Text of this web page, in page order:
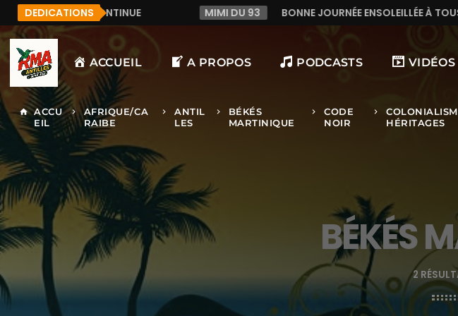
DEDICATIONS
MIMI DU 93 BONNE JOURNÉE ENSOLEILLÉE À TOUS SUR RMA ANTILLES
ACCUEIL A PROPOS PODCASTS VIDÉOS
home
ACCU
EIL
keyboard_arrow_right
AFRIQUE/CA
RAIBE
keyboard_arrow_right
ANTIL
LES
keyboard_arrow_right
BÉKÉS
MARTINIQUE
keyboard_arrow_right
CODE
NOIR
keyboard_arrow_right
HÉRITAGES
BÉKÉS
2